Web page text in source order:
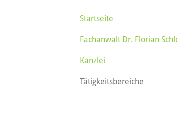
Startseite
Fachanwalt Dr. Florian
Kanzlei
Tätigkeitsbereiche